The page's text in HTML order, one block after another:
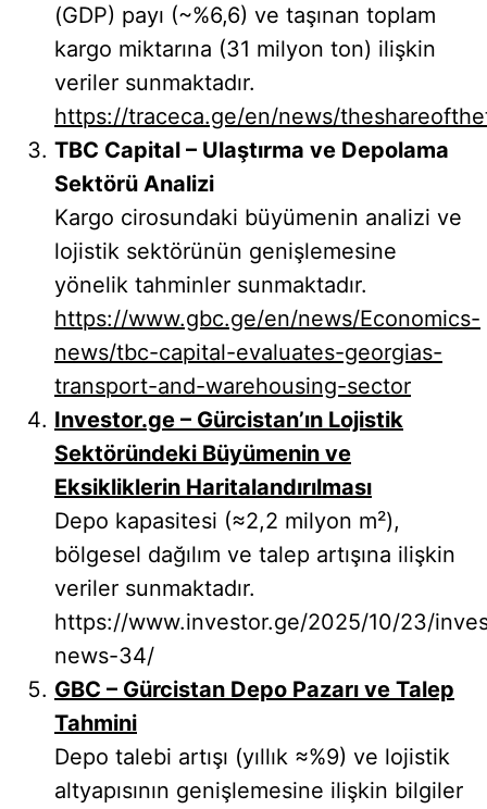
(GDP) payı (~%6,6) ve taşınan toplam
kargo miktarına (31 milyon ton) ilişkin
veriler sunmaktadır.
https://traceca.ge/en/news/
TBC Capital – Ulaştırma ve Depolama
Sektörü Analizi
Kargo cirosundaki büyümenin analizi ve
lojistik sektörünün genişlemesine
yönelik tahminler sunmaktadır.
https://www.gbc.ge/en/news/Economics-
news/tbc-capital-evaluates-georgias-
transport-and-warehousing-sector
Investor.ge – Gürcistan’ın Lojistik
Sektöründeki Büyümenin ve
Eksikliklerin Haritalandırılması
Depo kapasitesi (≈2,2 milyon m²),
bölgesel dağılım ve talep artışına ilişkin
veriler sunmaktadır.
https://www.investor.ge/2025/10/23/
news-34/
GBC – Gürcistan Depo Pazarı ve Talep
Tahmini
Depo talebi artışı (yıllık ≈%9) ve lojistik
altyapısının genişlemesine ilişkin bilgiler